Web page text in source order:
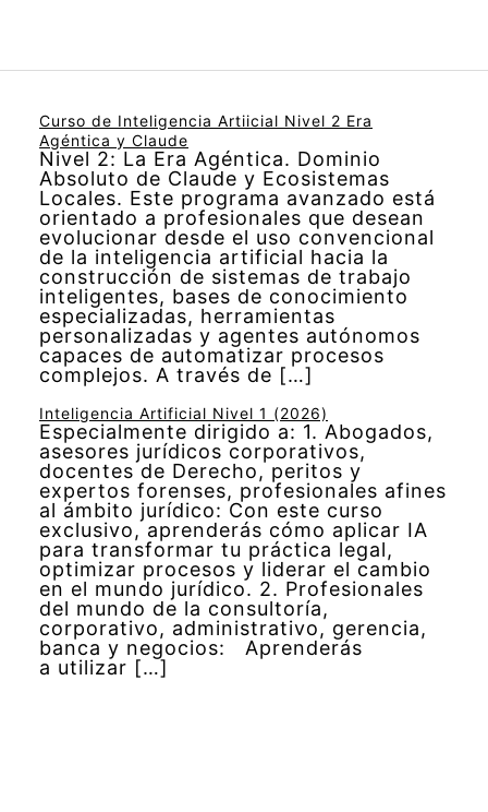
Curso de Inteligencia Artiicial Nivel 2 Era
Agéntica y Claude
Nivel 2: La Era Agéntica. Dominio
Absoluto de Claude y Ecosistemas
Locales. Este programa avanzado está
orientado a profesionales que desean
evolucionar desde el uso convencional
de la inteligencia artificial hacia la
construcción de sistemas de trabajo
inteligentes, bases de conocimiento
especializadas, herramientas
personalizadas y agentes autónomos
capaces de automatizar procesos
complejos. A través de […]
Inteligencia Artificial Nivel 1 (2026)
Especialmente dirigido a: 1. Abogados,
asesores jurídicos corporativos,
docentes de Derecho, peritos y
expertos forenses, profesionales afines
al ámbito jurídico: Con este curso
exclusivo, aprenderás cómo aplicar IA
para transformar tu práctica legal,
optimizar procesos y liderar el cambio
en el mundo jurídico. 2. Profesionales
del mundo de la consultoría,
corporativo, administrativo, gerencia,
banca y negocios: Aprenderás
a utilizar […]